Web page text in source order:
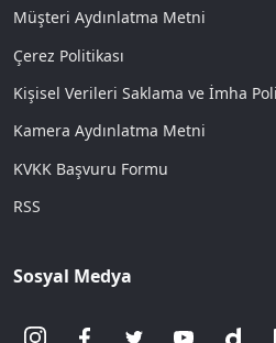
Müşteri Aydınlatma Metni
Çerez Politikası
Kişisel Verileri Saklama ve İmha
Kamera Aydınlatma Metni
KVKK Başvuru Formu
RSS
Sosyal Medya